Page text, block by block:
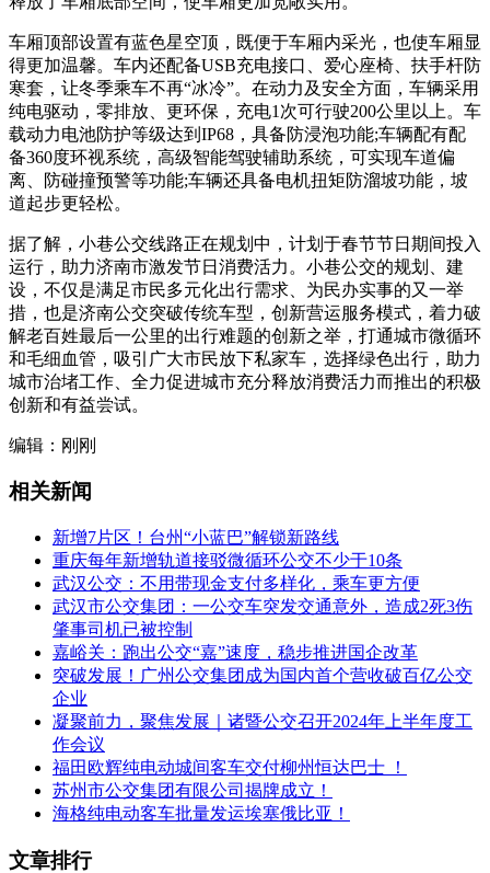
车厢顶部设置有蓝色星空顶，既便于车厢内采光，也使车厢显
得更加温馨。车内还配备USB充电接口、爱心座椅、扶手杆防
寒套，让冬季乘车不再“冰冷”。在动力及安全方面，车辆采用
纯电驱动，零排放、更环保，充电1次可行驶200公里以上。车
载动力电池防护等级达到IP68，具备防浸泡功能;车辆配有配
备360度环视系统，高级智能驾驶辅助系统，可实现车道偏
离、防碰撞预警等功能;车辆还具备电机扭矩防溜坡功能，坡
道起步更轻松。
据了解，小巷公交线路正在规划中，计划于春节节日期间投入
运行，助力济南市激发节日消费活力。小巷公交的规划、建
设，不仅是满足市民多元化出行需求、为民办实事的又一举
措，也是济南公交突破传统车型，创新营运服务模式，着力破
解老百姓最后一公里的出行难题的创新之举，打通城市微循环
和毛细血管，吸引广大市民放下私家车，选择绿色出行，助力
城市治堵工作、全力促进城市充分释放消费活力而推出的积极
创新和有益尝试。
编辑：刚刚
相关新闻
新增7片区！台州“小蓝巴”解锁新路线
重庆每年新增轨道接驳微循环公交不少于10条
武汉公交：不用带现金支付多样化，乘车更方便
武汉市公交集团：一公交车突发交通意外，造成2死3伤
肇事司机已被控制
嘉峪关：跑出公交“嘉”速度，稳步推进国企改革
突破发展！广州公交集团成为国内首个营收破百亿公交
企业
凝聚前力，聚焦发展｜诸暨公交召开2024年上半年度工
作会议
福田欧辉纯电动城间客车交付柳州恒达巴士 ！
苏州市公交集团有限公司揭牌成立！
海格纯电动客车批量发运埃塞俄比亚！
文章排行